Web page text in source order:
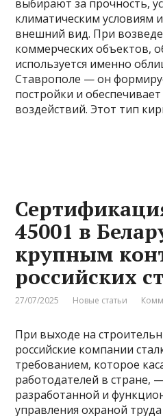
выбирают за прочность,
климатическим условиям
внешний вид. При
коммерческих объектов,
используется именно
Ставрополе — он
постройки и
воздействий. Этот тип
45001 в
крупным
российских
27/07/2025 Новые статьи
При выходе на
российские компании
требованием, которое
работодателей в стране,
разработанной и
управления охраной